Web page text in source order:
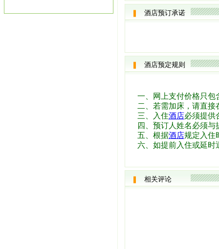
酒店预订承诺
酒店预定规则
一、网上支付价格只包
二、若需加床，请直接
三、入住酒店必须提供
四、预订人姓名必须
五、根据酒店规定入住
六、如提前入住或延时
相关评论